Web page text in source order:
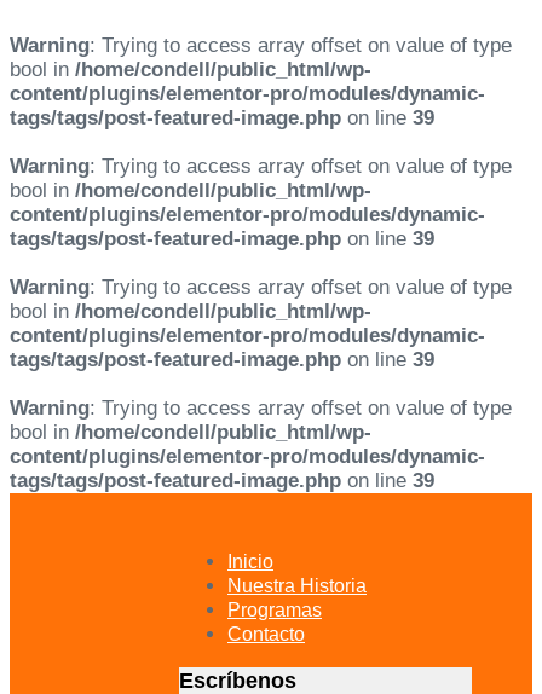
Warning: Trying to access array offset on value of type
bool in /home/condell/public_html/wp-
content/plugins/elementor-pro/modules/dynamic-
tags/tags/post-featured-image.php on line 39
Warning: Trying to access array offset on value of type
bool in /home/condell/public_html/wp-
content/plugins/elementor-pro/modules/dynamic-
tags/tags/post-featured-image.php on line 39
Warning: Trying to access array offset on value of type
bool in /home/condell/public_html/wp-
content/plugins/elementor-pro/modules/dynamic-
tags/tags/post-featured-image.php on line 39
Warning: Trying to access array offset on value of type
bool in /home/condell/public_html/wp-
content/plugins/elementor-pro/modules/dynamic-
tags/tags/post-featured-image.php on line 39
Inicio
Nuestra Historia
Programas
Contacto
Escríbenos